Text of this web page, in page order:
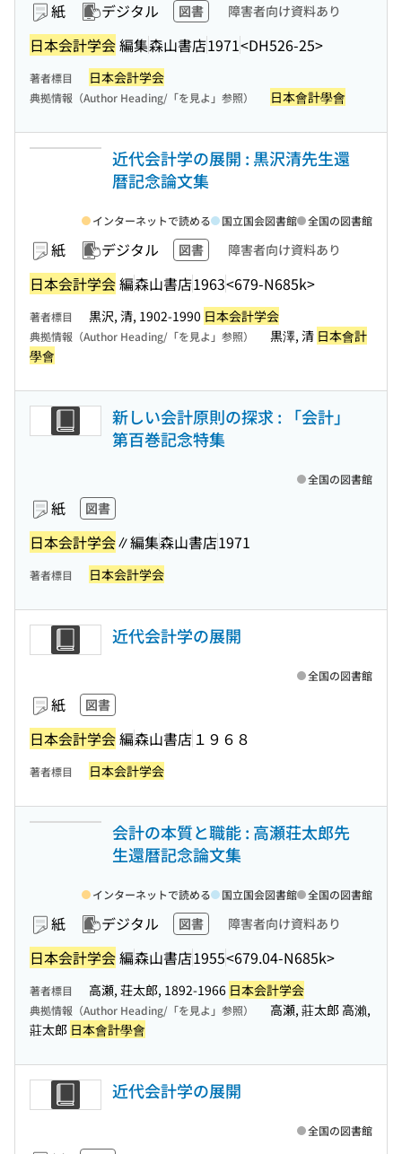
紙 デジタル 図書 障害者向け資料あり
日本会計学会編集森山書店1971<DH526-25>
著者標目 日本会計学会
典拠情報（Author Heading/「を見よ」参照） 日本會計學會
近代会計学の展開 : 黒沢清先生還
暦記念論文集
紙 デジタル 図書 障害者向け資料あり
日本会計学会編森山書店1963<679-N685k>
インターネットで読める 国立国会図書館 全国の図書館
著者標目 黒沢, 清, 1902-1990 日本会計学会
典拠情報（Author Heading/「を見よ」参照） 黒澤, 清 日本會計
學會
新しい会計原則の探求 : 「会計」
第百巻記念特集
紙 図書
日本会計学会∥編集森山書店1971
全国の図書館
著者標目 日本会計学会
近代会計学の展開
紙 図書
日本会計学会編森山書店 １９６８
全国の図書館
著者標目 日本会計学会
会計の本質と職能 : 高瀬荘太郎先
生還暦記念論文集
紙 デジタル 図書 障害者向け資料あり
日本会計学会編森山書店1955<679.04-N685k>
インターネットで読める 国立国会図書館 全国の図書館
著者標目 高瀬, 荘太郎, 1892-1966 日本会計学会
典拠情報（Author Heading/「を見よ」参照）
高瀬, 莊太郎 高瀨,
莊太郎 日本會計學會
近代会計学の展開
全国の図書館